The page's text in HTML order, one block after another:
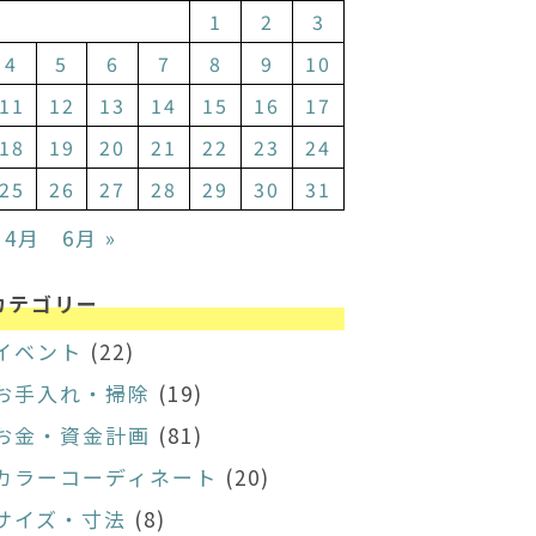
1 2
3
4
5 6 7 8 9
10
11
12 13 14 15 16
17
18
19 20 21 22 23
24
25
26 27 28 29 30 31
月 6月 »
テゴリー
ベント (22)
手入れ・掃除 (19)
金・資金計画 (81)
ラーコーディネート (20)
イズ・寸法 (8)